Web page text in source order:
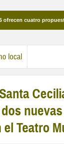
cuatro propuestas
local
Teatro